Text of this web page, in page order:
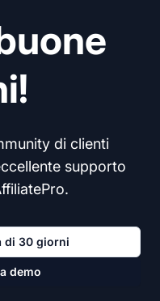
di clienti
supporto
di 30 giorni
demo